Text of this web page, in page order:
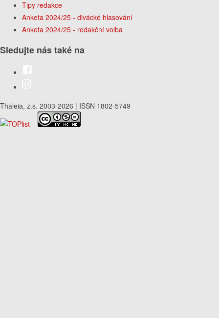
Tipy redakce
Anketa 2024/25 - divácké hlasování
Anketa 2024/25 - redakční volba
Sledujte nás také na
Thaleia, z.s. 2003-2026 | ISSN 1802-5749